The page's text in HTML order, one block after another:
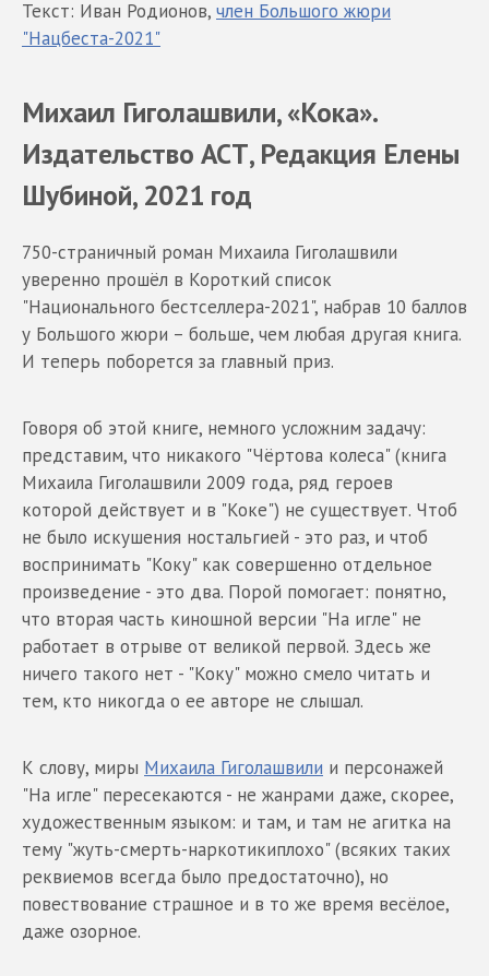
Текст: Иван Родионов, член Большого жюри
"Нацбеста-2021"
Михаил Гиголашвили, «Кока».
Издательство АСТ, Редакция Елены
Шубиной, 2021 год
750-страничный роман Михаила Гиголашвили
уверенно прошёл в Короткий список
"Национального бестселлера-2021", набрав 10 баллов
у Большого жюри – больше, чем любая другая книга.
И теперь поборется за главный приз.
Говоря об этой книге, немного усложним задачу:
представим, что никакого "Чёртова колеса" (книга
Михаила Гиголашвили 2009 года, ряд героев
которой действует и в "Коке") не существует. Чтоб
не было искушения ностальгией - это раз, и чтоб
воспринимать "Коку" как совершенно отдельное
произведение - это два. Порой помогает: понятно,
что вторая часть киношной версии "На игле" не
работает в отрыве от великой первой. Здесь же
ничего такого нет - "Коку" можно смело читать и
тем, кто никогда о ее авторе не слышал.
К слову, миры Михаила Гиголашвили и персонажей
"На игле" пересекаются - не жанрами даже, скорее,
художественным языком: и там, и там не агитка на
тему "жуть-смерть-наркотикиплохо" (всяких таких
реквиемов всегда было предостаточно), но
повествование страшное и в то же время весёлое,
даже озорное.